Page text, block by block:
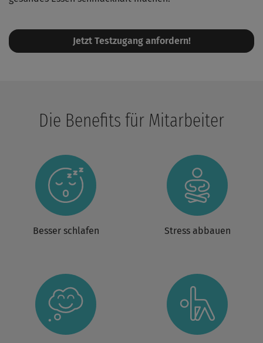
Jetzt Testzugang anfordern!
Die Benefits für Mitarbeiter
Besser schlafen Stress abbauen